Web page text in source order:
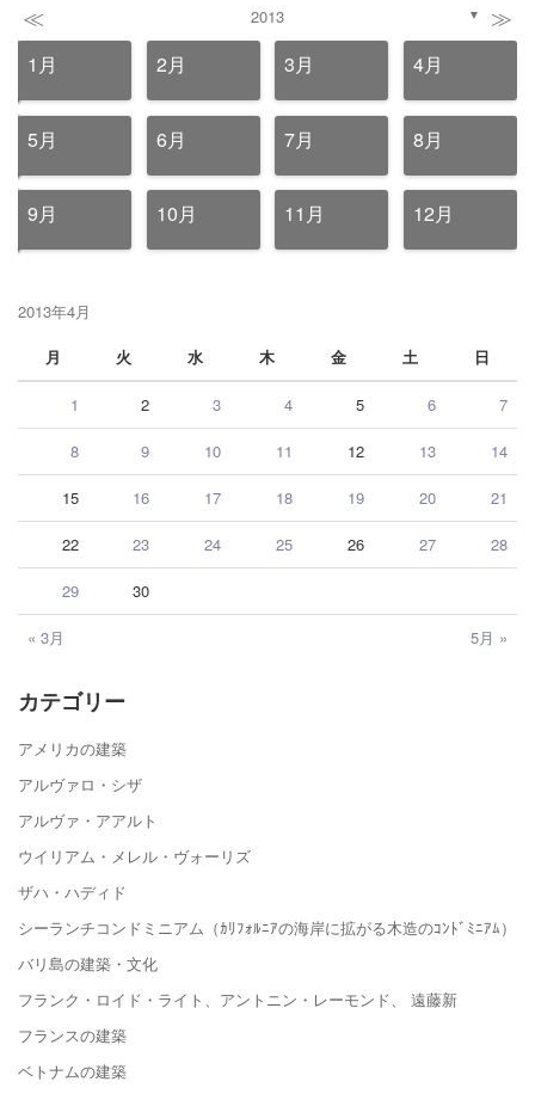
≪ 2013 ▼ ≫
1月 2月 3月 4月
5月 6月 7月 8月
9月 10月 11月 12月
2013年4月
月
火 水 木 金 土 日
« 3月 5月 »
1 2 3 4 5 6 7
8 9 10 11 12 13 14
15 16 17 18 19 20 21
22 23 24 25 26 27 28
29 30
カテゴリー
アメリカの建築
アルヴァロ・シザ
アルヴァ・アアルト
ウイリアム・メレル・ヴォーリズ
ザハ・ハディド
シーランチコンドミニアム（ｶﾘﾌｫﾙﾆｱの海岸に拡がる木造のｺﾝﾄﾞﾐﾆｱﾑ）
バリ島の建築・文化
フランク・ロイド・ライト、アントニン・レーモンド、 遠藤新
フランスの建築
ベトナムの建築